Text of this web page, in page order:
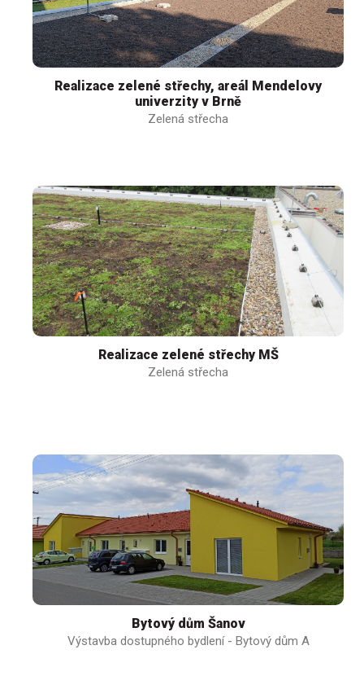
Realizace zelené střechy, areál Mendelovy
univerzity v Brně
Zelená střecha
Realizace zelené střechy MŠ
Zelená střecha
Bytový dům Šanov
Výstavba dostupného bydlení - Bytový dům A